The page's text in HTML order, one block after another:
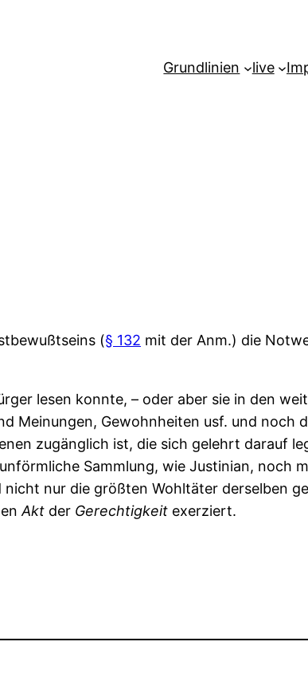
Grundlinien live
(§ 132 mit der Anm.) die
lesen konnte, – oder aber sie in den
Meinungen, Gewohnheiten usf. und noch
zugänglich ist, die sich gelehrt darauf
Sammlung, wie Justinian, noch
nur die größten Wohltäter derselben
Akt der Gerechtigkeit exerziert.